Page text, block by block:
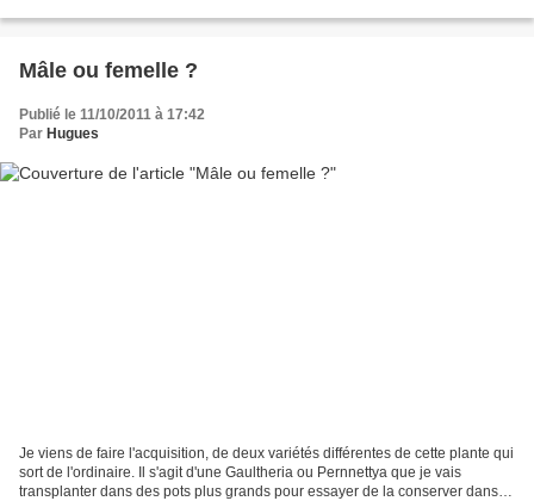
Mâle ou femelle ?
Publié le 11/10/2011 à 17:42
Par Hugues
Je viens de faire l'acquisition, de deux variétés différentes de cette plante qui
sort de l'ordinaire. Il s'agit d'une Gaultheria ou Pernnettya que je vais
transplanter dans des pots plus grands pour essayer de la conserver dans